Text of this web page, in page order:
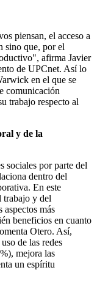
piensan, el acceso a
sino que, por el
afirma Javier
de UPCnet. Así lo
en el que se
comunicación
trabajo respecto al
y de la
sociales por parte del
dentro del
En este
trabajo y del
más
beneficios en cuanto
Otero. Así,
de las redes
mejora las
un espíritu